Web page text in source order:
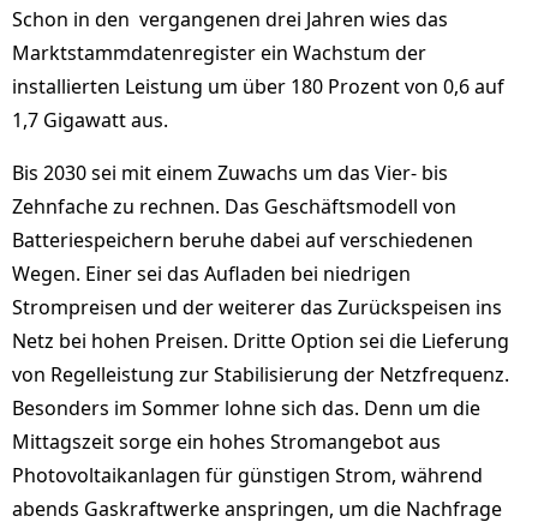
Schon in den vergangenen drei Jahren wies das
Marktstammdatenregister ein Wachstum der
installierten Leistung um über 180 Prozent von 0,6 auf
1,7 Gigawatt aus.
Bis 2030 sei mit einem Zuwachs um das Vier- bis
Zehnfache zu rechnen. Das Geschäftsmodell von
Batteriespeichern beruhe dabei auf verschiedenen
Wegen. Einer sei das Aufladen bei niedrigen
Strompreisen und der weiterer das Zurückspeisen ins
Netz bei hohen Preisen. Dritte Option sei die Lieferung
von Regelleistung zur Stabilisierung der Netzfrequenz.
Besonders im Sommer lohne sich das. Denn um die
Mittagszeit sorge ein hohes Stromangebot aus
Photovoltaikanlagen für günstigen Strom, während
abends Gaskraftwerke anspringen, um die Nachfrage